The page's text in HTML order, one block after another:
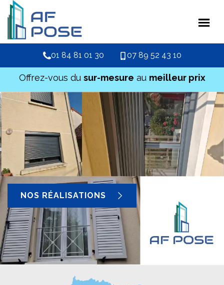
01 84 81 01 30 07 89 52 43 10
Offrez-vous du sur-mesure au meilleur prix
NOS RÉALISATIONS